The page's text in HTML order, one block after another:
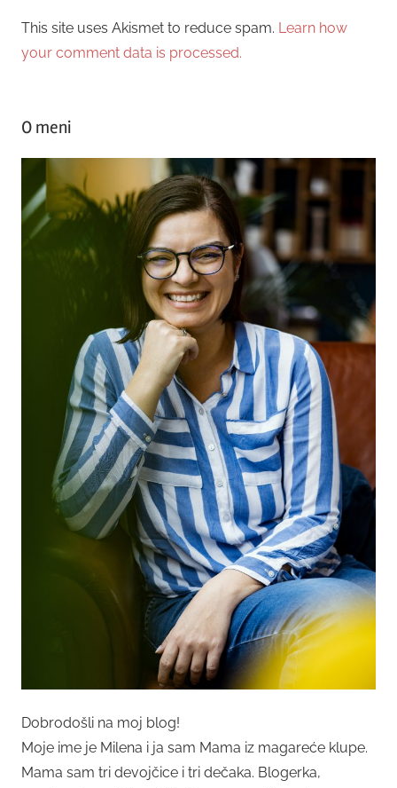
This site uses Akismet to reduce spam. Learn how
your comment data is processed.
O meni
Dobrodošli na moj blog!
Moje ime je Milena i ja sam Mama iz magareće klupe.
Mama sam tri devojčice i tri dečaka. Blogerka,